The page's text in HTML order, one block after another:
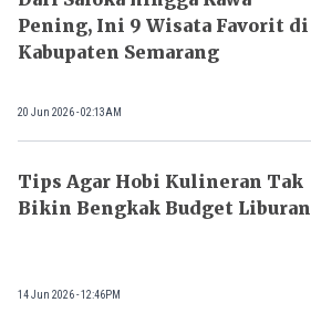
Pening, Ini 9 Wisata Favorit di
Kabupaten Semarang
20 Jun 2026 - 02:13AM
Tips Agar Hobi Kulineran Tak
Bikin Bengkak Budget Liburan
14 Jun 2026 - 12:46PM